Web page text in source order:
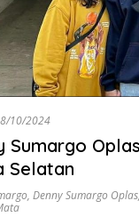
10/2024
Sumargo
Selatan
, Denny Sumargo Oplas,